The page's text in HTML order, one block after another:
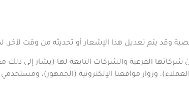
وقد يتم تعديل هذا الإشعار أو تحديثه من وقت لآخر،
شركاتها الفرعية والشركات التابعة لها (يشار إلى ذلك
العملاء)، وزوار مواقعنا الإلكترونية (الجمهور)، ومستخدمي